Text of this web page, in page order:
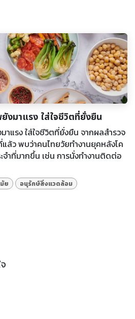
งมาแรง ใส่ใจชีวิตที่ยั่งยืน
แรง ใส่ใจชีวิตที่ยั่งยืน จากผลสำรวจ
ล้ว พบว่าคนไทยวัยทำงานยุคหลังโค
ำที่มากขึ้น เช่น การนั่งทำงานติดต่อ
ย
อนุรักษ์สิ่งแวดล้อม